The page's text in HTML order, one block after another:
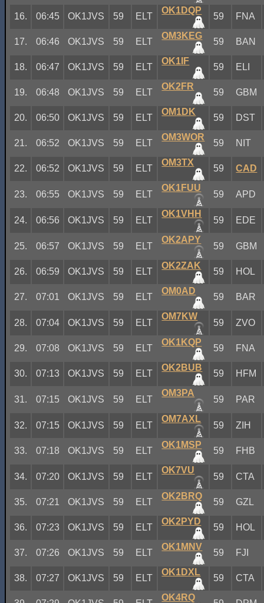
16. 06:45 OK1JVS 59 ELT
OK1DQP
59 FNA
17. 06:46 OK1JVS 59 ELT
OM3KEG
59 BAN
18. 06:47 OK1JVS 59 ELT
OK1IF
59 ELI
19. 06:48 OK1JVS 59 ELT
OK2FR
59 GBM
20. 06:50 OK1JVS 59 ELT
OM1DK
59 DST
21. 06:52 OK1JVS 59 ELT
OM3WOR
59 NIT
22. 06:52 OK1JVS 59 ELT
OM3TX
59 CAD
23. 06:55 OK1JVS 59 ELT
OK1FUU
59 APD
24. 06:56 OK1JVS 59 ELT
OK1VHH
59 EDE
25. 06:57 OK1JVS 59 ELT
OK2APY
59 GBM
26. 06:59 OK1JVS 59 ELT
OK2ZAK
59 HOL
27. 07:01 OK1JVS 59 ELT
OM0AD
59 BAR
28. 07:04 OK1JVS 59 ELT
OM7KW
59 ZVO
29. 07:08 OK1JVS 59 ELT
OK1KQP
59 FNA
30. 07:13 OK1JVS 59 ELT
OK2BUB
59 HFM
31. 07:15 OK1JVS 59 ELT
OM3PA
59 PAR
32. 07:15 OK1JVS 59 ELT
OM7AXL
59 ZIH
33. 07:18 OK1JVS 59 ELT
OK1MSP
59 FHB
34. 07:20 OK1JVS 59 ELT
OK7VU
59 CTA
35. 07:21 OK1JVS 59 ELT
OK2BRQ
59 GZL
36. 07:23 OK1JVS 59 ELT
OK2PYD
59 HOL
37. 07:26 OK1JVS 59 ELT
OK1MNV
59 FJI
38. 07:27 OK1JVS 59 ELT
OK1DXL
59 CTA
OK4RQ